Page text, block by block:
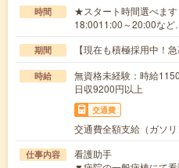
時間
★スタート時間選べま
18:0011:00～20:00な
期間 【現在も積極採用中！
時給
無資格未経験：時給
日収9200円以上
交通費
交通費全額支給（ガソリ
仕事内容
看護助手